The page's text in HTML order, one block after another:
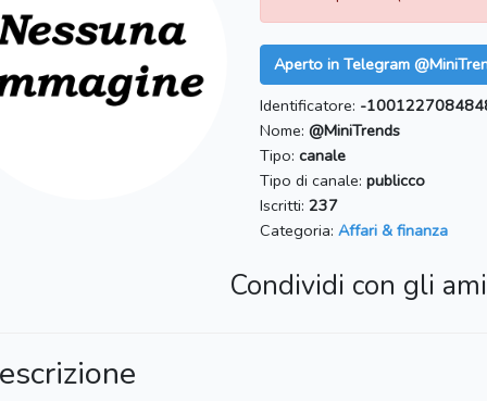
Aperto in Telegram
Identificatore: -
Nome: @MiniTrends
Tipo: canale
Tipo di canale: publicco
Iscritti: 237
Categoria: Affari & finanza
Condividi con gli